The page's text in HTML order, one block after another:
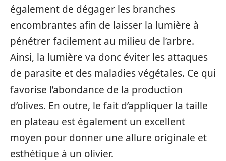
également de dégager les branches
encombrantes afin de laisser la lumière à
pénétrer facilement au milieu de l’arbre.
Ainsi, la lumière va donc éviter les attaques
de parasite et des maladies végétales. Ce qui
favorise l’abondance de la production
d’olives. En outre, le fait d’appliquer la taille
en plateau est également un excellent
moyen pour donner une allure originale et
esthétique à un olivier.